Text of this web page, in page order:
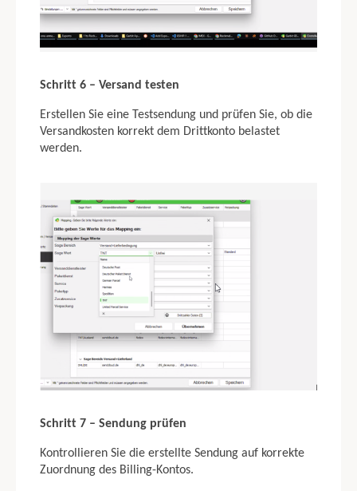
Schritt 6 – Versand testen
Erstellen Sie eine Testsendung und prüfen Sie, ob die
Versandkosten korrekt dem Drittkonto belastet
werden.
Schritt 7 – Sendung prüfen
Kontrollieren Sie die erstellte Sendung auf korrekte
Zuordnung des Billing-Kontos.